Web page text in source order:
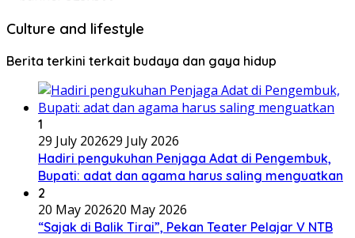
Culture and lifestyle
Berita terkini terkait budaya dan gaya hidup
1
29 July 202629 July 2026
Hadiri pengukuhan Penjaga Adat di Pengembuk,
Bupati: adat dan agama harus saling menguatkan
2
20 May 202620 May 2026
“Sajak di Balik Tirai”, Pekan Teater Pelajar V NTB